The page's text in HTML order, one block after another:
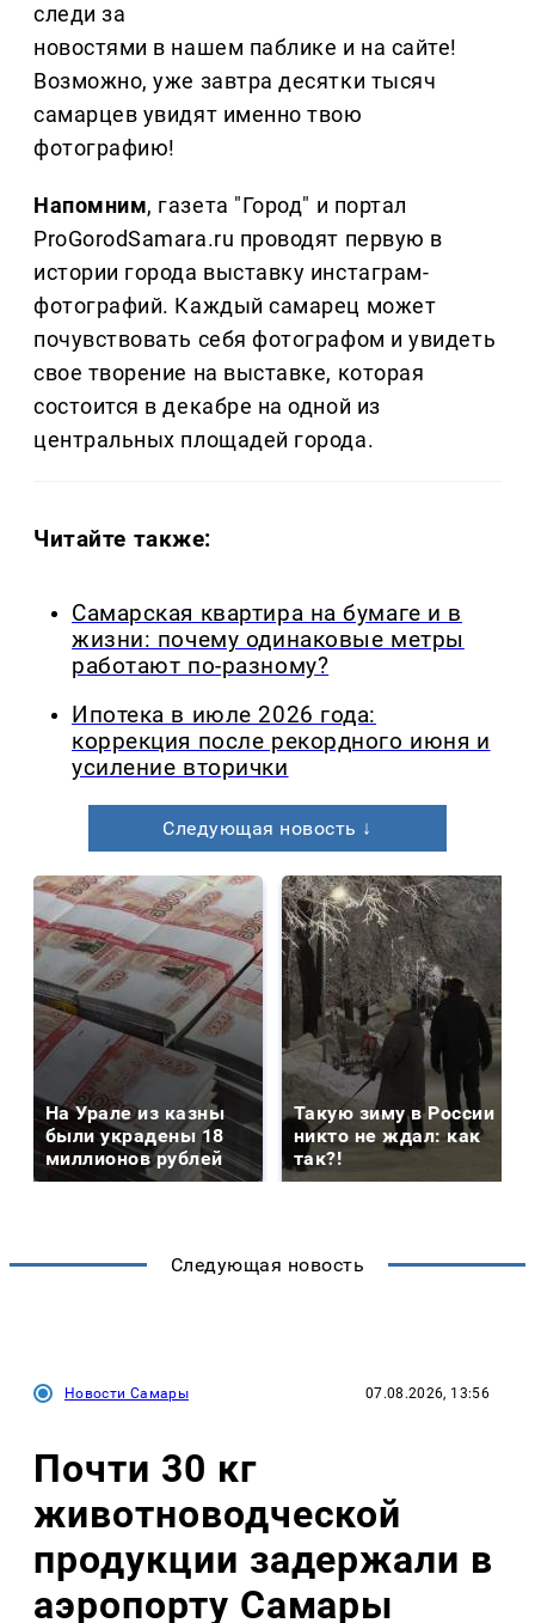
следи за
новостями в нашем паблике и на сайте!
Возможно, уже завтра десятки тысяч
самарцев увидят именно твою
фотографию!
Напомним, газета "Город" и портал
ProGorodSamara.ru проводят первую в
истории города выставку инстаграм-
фотографий. Каждый самарец может
почувствовать себя фотографом и увидеть
свое творение на выставке, которая
состоится в декабре на одной из
центральных площадей города.
Читайте также:
Самарская квартира на бумаге и в
жизни: почему одинаковые метры
работают по-разному?
Ипотека в июле 2026 года:
коррекция после рекордного июня и
усиление вторички
Следующая новость ↓
На Урале из казны
были украдены 18
миллионов рублей
Такую зиму в России
никто не ждал: как
так?!
Следующая новость
Новости Самары 07.08.2026, 13:56
Почти 30 кг
животноводческой
продукции задержали в
аэропорту Самары